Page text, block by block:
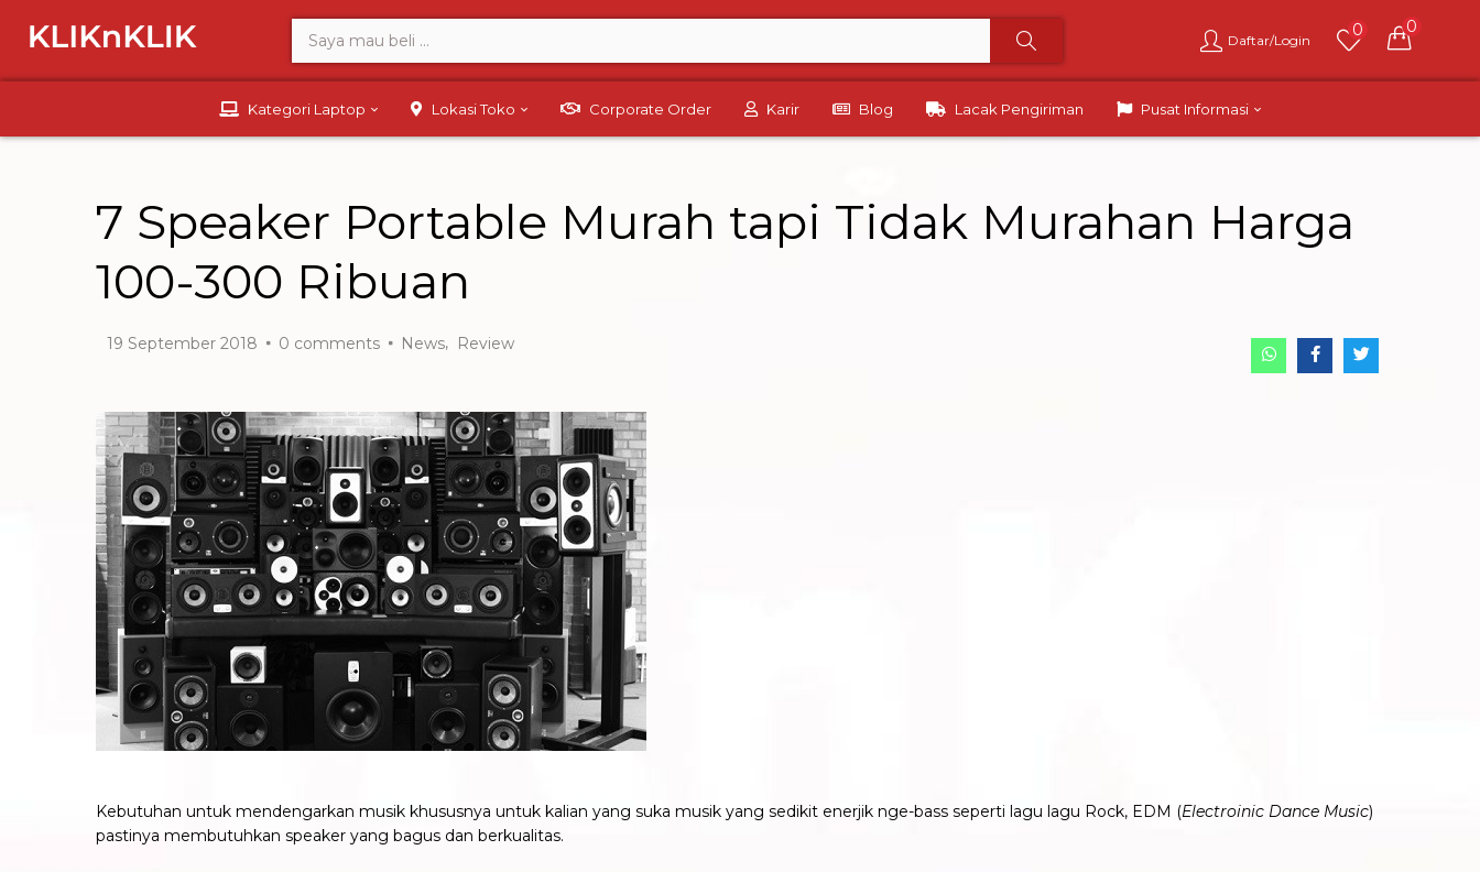
Daftar/Login
0 0
Kategori Laptop Lokasi Toko Corporate Order Karir Blog Lacak Pengiriman Pusat Informasi
7 Speaker Portable Murah tapi Tidak Murahan Harga
100-300 Ribuan
19 September 2018 0 comments News, Review
Kebutuhan untuk mendengarkan musik khususnya untuk kalian yang suka musik yang sedikit enerjik nge-bass seperti lagu lagu Rock, EDM (Electroinic Dance Music)
pastinya membutuhkan speaker yang bagus dan berkualitas.